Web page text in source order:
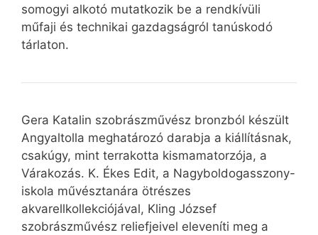
somogyi alkotó mutatkozik be a rendkívüli
műfaji és technikai gazdagságról tanúskodó
tárlaton.
Gera Katalin szobrászművész bronzból készült
Angyaltolla meghatározó darabja a kiállításnak,
csakúgy, mint terrakotta kismamatorzója, a
Várakozás. K. Ékes Edit, a Nagyboldogasszony-
iskola művésztanára ötrészes
akvarellkollekciójával, Kling József
szobrászművész reliefjeivel eleveníti meg a